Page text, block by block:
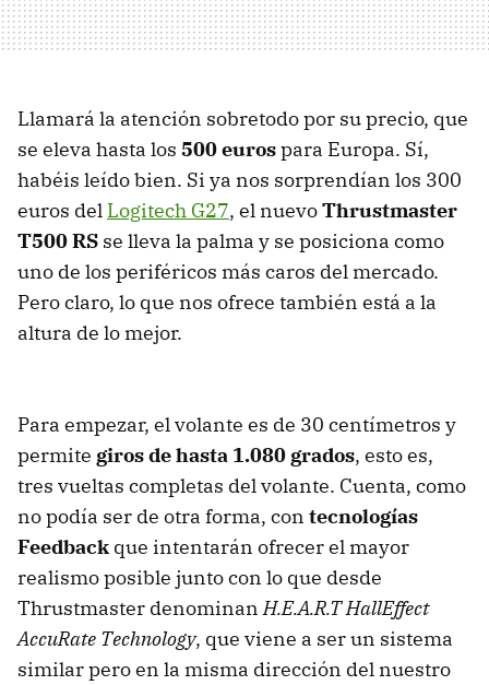
Llamará la atención sobretodo por su precio, que
se eleva hasta los 500 eurospara Europa. Sí,
habéis leído bien. Si ya nos sorprendían los 300
euros del Logitech G27, el nuevoThrustmaster
T500 RS se lleva la palma y se posiciona como
uno de los periféricos más caros del mercado.
Pero claro, lo que nos ofrece también está a la
altura de lo mejor.
Para empezar, el volante es de 30 centímetros y
permite giros de hasta 1.080 grados, esto es,
tres vueltas completas del volante. Cuenta, como
no podía ser de otra forma, con tecnologías
Feedback que intentarán ofrecer el mayor
realismo posible junto con lo que desde
Thrustmaster denominan H.E.A.R.T HallEffect
AccuRate Technology, que viene a ser un sistema
similar pero en la misma dirección del nuestro